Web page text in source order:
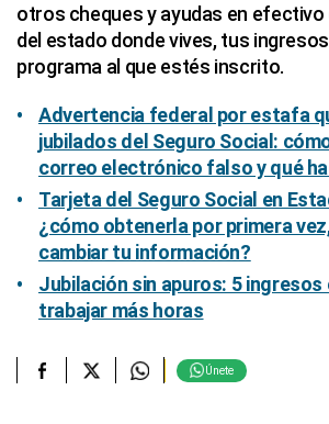
otros cheques y ayudas en efectivo
del estado donde vives, tus
programa al que estés inscrito.
Advertencia federal por estafa
jubilados del Seguro Social:
correo electrónico falso y qué
Tarjeta del Seguro Social en
¿cómo obtenerla por primera
cambiar tu información?
Jubilación sin apuros: 5 ingresos
trabajar más horas
Únete